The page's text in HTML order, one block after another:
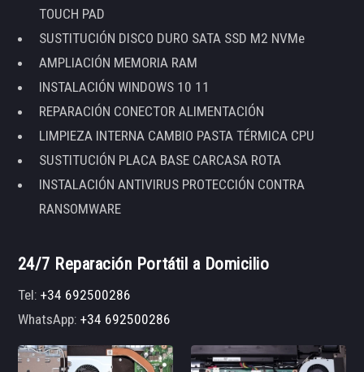
TOUCH PAD
SUSTITUCIÓN DISCO DURO SATA SSD M2 NVMe
AMPLIACIÓN MEMORIA RAM
INSTALACIÓN WINDOWS 10 11
REPARACIÓN CONECTOR ALIMENTACIÓN
LIMPIEZA INTERNA CAMBIO PASTA TÉRMICA CPU
SUSTITUCIÓN PLACA BASE CARCASA ROTA
INSTALACIÓN ANTIVIRUS PROTECCIÓN CONTRA
RANSOMWARE
24/7 Reparación Portátil a Domicilio
Tel:+34 692500286
WhatsApp:+34 692500286